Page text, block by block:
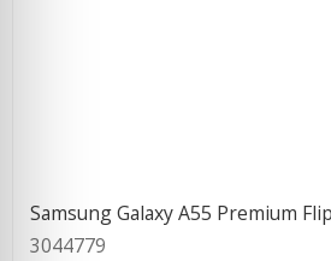
Samsung Galaxy A55 Premium
3044779